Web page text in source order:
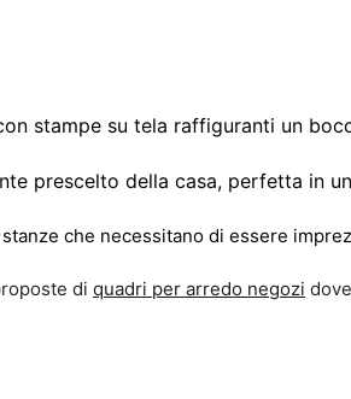
stampe su tela raffiguranti un
prescelto della casa, perfetta in
che necessitano di essere
di quadri per arredo negozi